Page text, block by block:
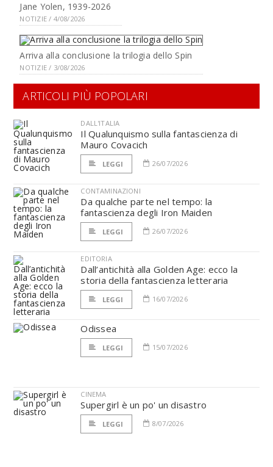
Jane Yolen, 1939-2026
NOTIZIE / 4/08/2026
Arriva alla conclusione la trilogia dello Spin
NOTIZIE / 3/08/2026
ARTICOLI PIÙ POPOLARI
DALL'ITALIA
Il Qualunquismo sulla fantascienza di
Mauro Covacich
LEGGI 26/07/2026
CONTAMINAZIONI
Da qualche parte nel tempo: la
fantascienza degli Iron Maiden
LEGGI 26/07/2026
EDITORIA
Dall’antichità alla Golden Age: ecco la
storia della fantascienza letteraria
LEGGI 16/07/2026
Odissea
LEGGI 15/07/2026
CINEMA
Supergirl è un po' un disastro
LEGGI 8/07/2026